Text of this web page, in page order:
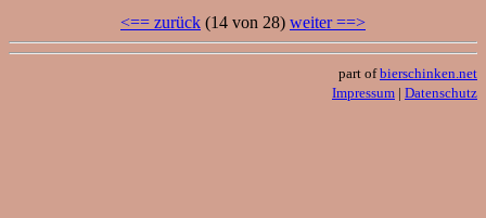
<== zurück (14 von 28) weiter ==>
part ofbierschinken.net
Impressum | Datenschutz